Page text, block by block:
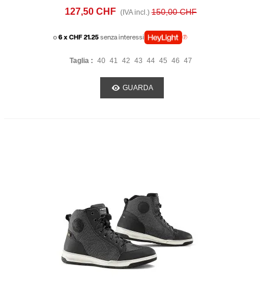
127,50 CHF (IVA incl.) 150,00 CHF
o6 x CHF 21.25senza interessi
Taglia : 40 41 42 43 44 45 46 47
GUARDA